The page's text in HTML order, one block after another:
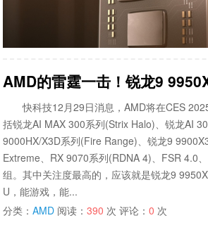
AMD的雷霆一击！锐龙9
快科技12月29日消息，AMD将在CES
括锐龙AI MAX 300系列(Strix Halo)、锐龙AI
9000HX/X3D系列(Fire Range)、锐龙9
Extreme、RX 9070系列(RDNA 4)、FSR 4.0
组。其中关注度最高的，应该就是锐龙9
U，能游戏，能...
分类：AMD 阅读：390 次 评论：0 次